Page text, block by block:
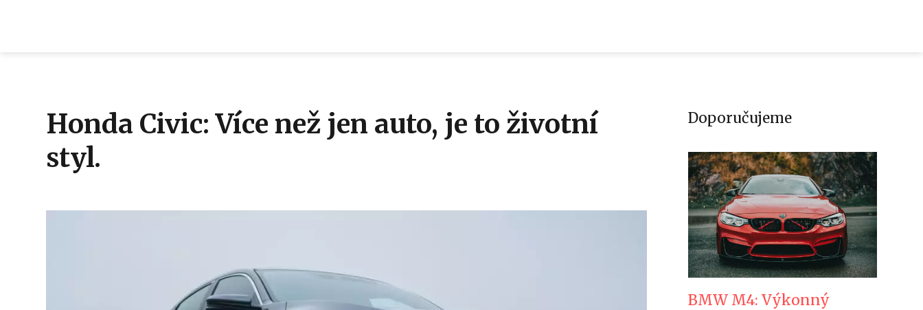
Honda Civic: Více než jen auto, je to životní
styl.
Doporučujeme
BMW M4: Výkonný